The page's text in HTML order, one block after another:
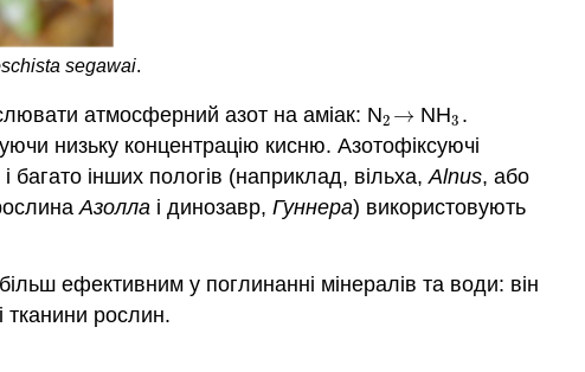
segawai.
атмосферний азот на аміак: N2
2 →
→ NH3
3 .
низьку концентрацію кисню. Азотофіксуючі
багато інших пологів (наприклад, вільха, Alnus, або
Азолла і динозавр, Гуннера) використовують
ефективним у поглинанні мінералів та води: він
тканини рослин.